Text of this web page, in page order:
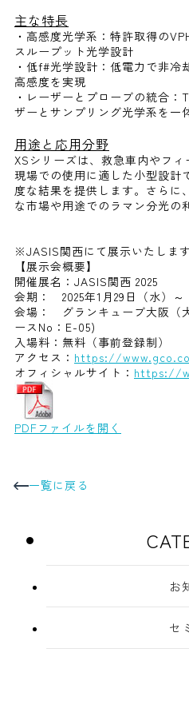
主な特長
・高感度光学系：特許取得の
スループット光学設計
・低f#光学設計：低電力で非冷
高感度を実現
・レーザーとプローブの統合
ザーとサンプリング光学系を一
用途と応用分野
XSシリーズは、救急車内やフ
現場での使用に適した小型設計
度な結果を提供します。さらに
な市場や用途でのラマン分光の
※JASIS関西にて展示いたします
【展示会概要】
開催展名：JASIS関西 2025
会期： 2025年1月29日（水）～
会場： グランキューブ大阪（
ースNo：E-05)
入場料：無料（事前登録制）
アクセス： https://
オフィシャルサイト： https://
PDFファイルを開く
一覧に戻る
お
セ